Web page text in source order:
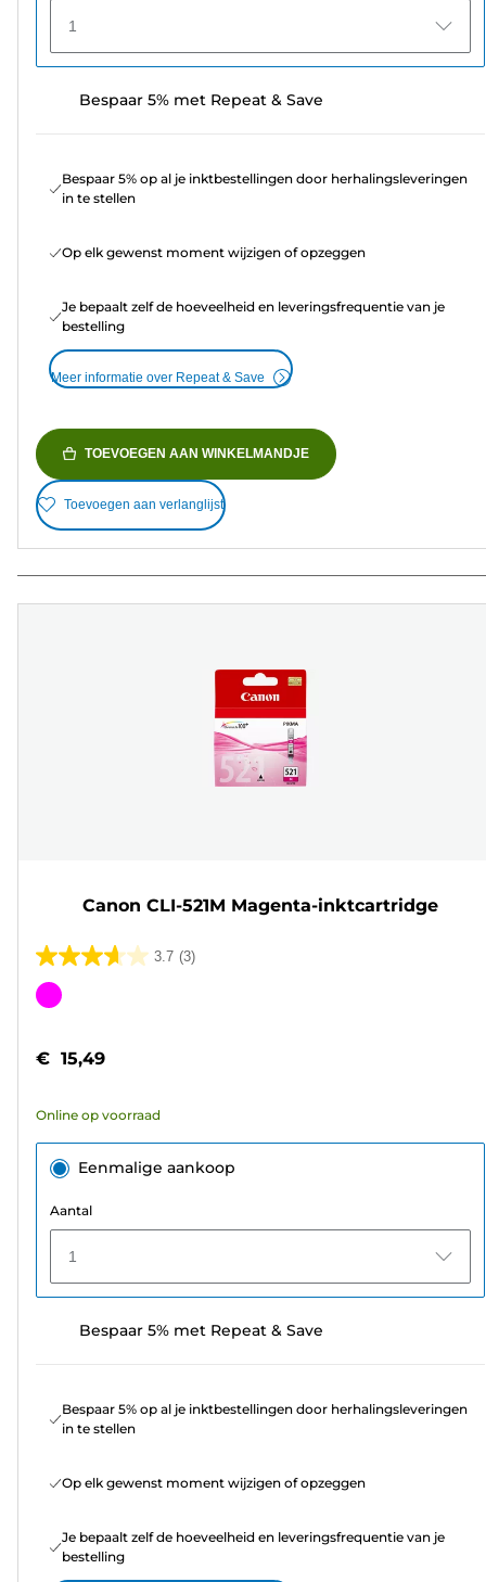
1
Bespaar 5% met Repeat & Save
Bespaar 5% op al je inktbestellingen door herhalingsleveringen
in te stellen
Op elk gewenst moment wijzigen of opzeggen
Je bepaalt zelf de hoeveelheid en leveringsfrequentie van je
bestelling
Meer informatie over Repeat & Save
TOEVOEGEN AAN WINKELMANDJE
Toevoegen aan verlanglijst
Canon CLI-521M Magenta-inktcartridge
3.7 (3)
3.7
van
sterren.
beoordelingen
Kleurencartridge
€ 15,49
Online op voorraad
Eenmalige aankoop
Aantal
1
Bespaar 5% met Repeat & Save
Bespaar 5% op al je inktbestellingen door herhalingsleveringen
in te stellen
Op elk gewenst moment wijzigen of opzeggen
Je bepaalt zelf de hoeveelheid en leveringsfrequentie van je
bestelling